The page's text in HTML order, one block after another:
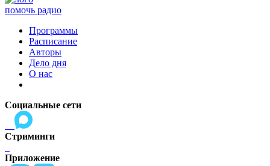
помочь радио
Программы
Расписание
Авторы
Дело дня
О нас
Социальные сети
Стриминги
Приложение